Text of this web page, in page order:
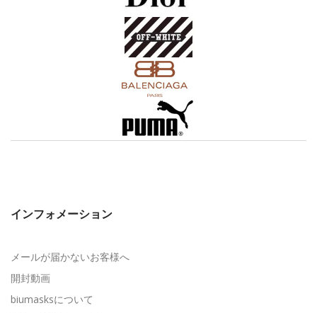
インフォメーション
メールが届かないお客様へ
開封動画
biumasksについて